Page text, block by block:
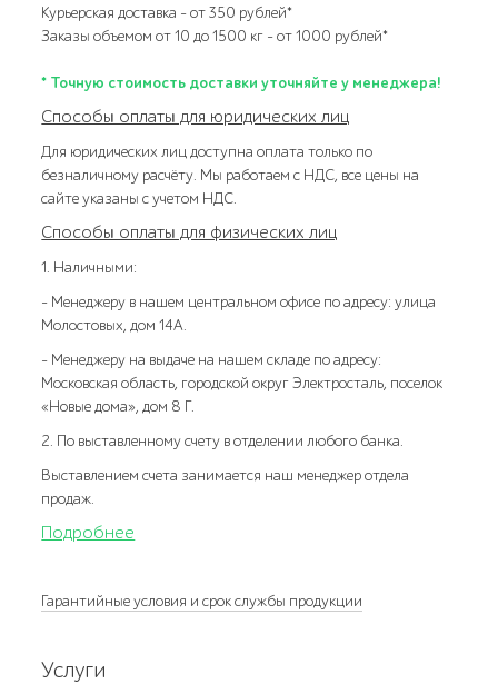
Курьерская доставка – от 350 рублей*
Заказы объемом от 10 до 1500 кг – от 1000 рублей*
* Точную стоимость доставки уточняйте у менеджера!
Способы оплаты для юридических лиц
Для юридических лиц доступна оплата только по
безналичному расчёту. Мы работаем с НДС, все цены на
сайте указаны с учетом НДС.
Способы оплаты для физических лиц
1. Наличными:
- Менеджеру в нашем центральном офисе по адресу: улица
Молостовых, дом 14А.
- Менеджеру на выдаче на нашем складе по адресу:
Московская область, городской округ Электросталь, поселок
«Новые дома», дом 8 Г.
2. По выставленному счету в отделении любого банка.
Выставлением счета занимается наш менеджер отдела
продаж.
Подробнее
Гарантийные условия и срок службы продукции
Услуги